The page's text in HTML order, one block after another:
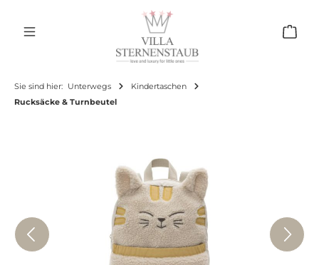
Sie sind hier: Unterwegs
Kindertaschen
Rucksäcke & Turnbeutel